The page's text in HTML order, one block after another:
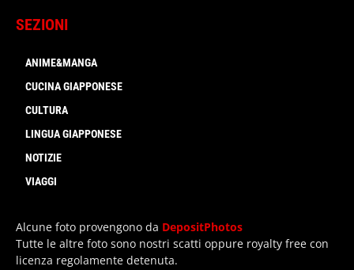
SEZIONI
ANIME&MANGA
CUCINA GIAPPONESE
CULTURA
LINGUA GIAPPONESE
NOTIZIE
VIAGGI
Alcune foto provengono da DepositPhotos
Tutte le altre foto sono nostri scatti oppure royalty free con
licenza regolamente detenuta.